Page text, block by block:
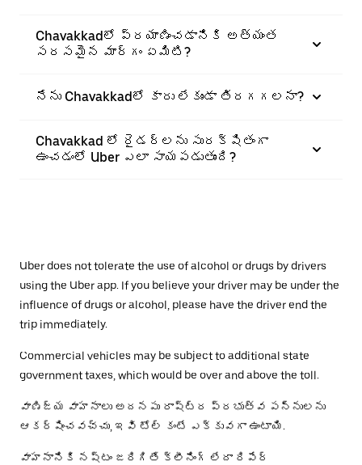
Chavakkadలో ప్రయాణించడానికి అత్యంత
సరసమైన మార్గం ఏమిటి?
నేను Chavakkadలో కారు లేకుండా తిరగగలనా?
Chavakkad లో రైడర్‌లను సురక్షితంగా
ఉంచడంలో Uber ఎలా సాయపడుతుంది?
Uber does not tolerate the use of alcohol or drugs by drivers
using the Uber app. If you believe your driver may be under the
influence of drugs or alcohol, please have the driver end the
trip immediately.
Commercial vehicles may be subject to additional state
government taxes, which would be over and above the toll.
వాణిజ్య వాహనాలు అదనపు రాష్ట్ర ప్రభుత్వ పన్నులను
ఆకర్షించవచ్చు, ఇవి టోల్ కంటే ఎక్కువగా ఉంటాయి.
వాహనానికి నష్టం జరిగితే క్లీనింగ్ లేదా రిపేర్